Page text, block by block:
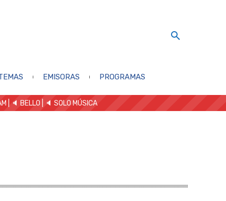
EMISORAS PROGRAMAS
| 🔈 BELLO 🔈 SOLO MÚSICA